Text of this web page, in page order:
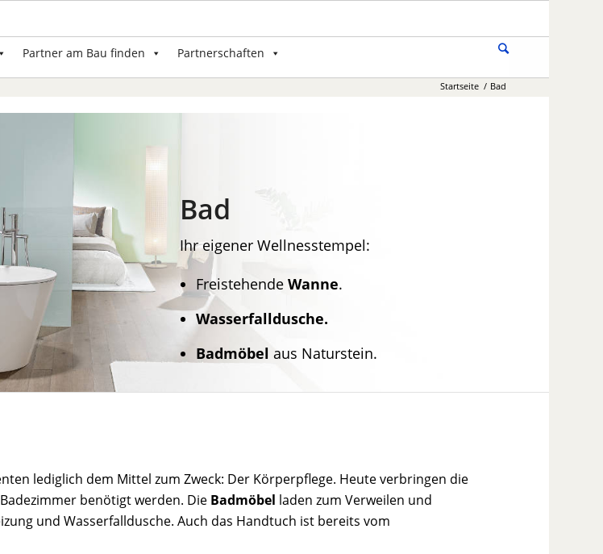
Partner am Bau finden Partnerschaften
Startseite / Bad
Bad
Ihr eigener Wellnesstempel:
FreistehendeWanne.
Wasserfalldusche.
Badmöbel aus Naturstein.
lediglich dem Mittel zum Zweck: Der Körperpflege. Heute verbringen die
benötigt werden. Die Badmöbel laden zum Verweilen und
und Wasserfalldusche. Auch das Handtuch ist bereits vom